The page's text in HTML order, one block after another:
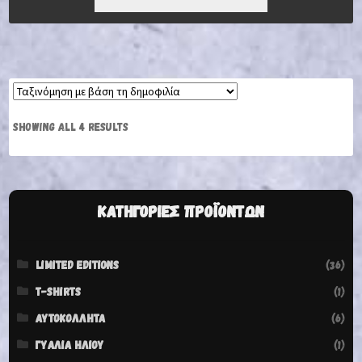
3,83 €. ΕΊΝΑΙ:
SHOWING ALL 4 RESULTS
ΚΑΤΗΓΟΡΊΕΣ ΠΡΟΪΌΝΤΩΝ
LIMITED EDITIONS
(36)
T-SHIRTS
(1)
ΑΥΤΟΚΌΛΛΗΤΑ
(6)
ΓΥΑΛΙΆ ΗΛΊΟΥ
(1)